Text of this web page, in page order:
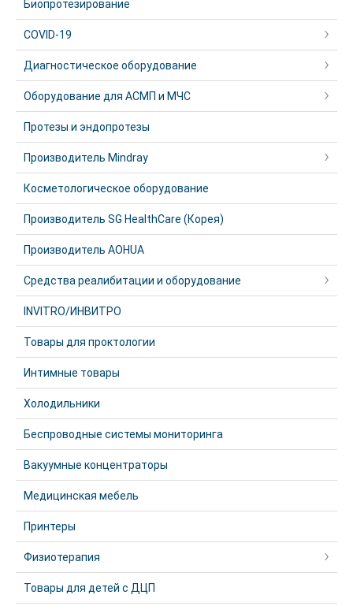
Биопротезирование
COVID-19
Диагностическое оборудование
Оборудование для АСМП и МЧС
Протезы и эндопротезы
Производитель Mindray
Косметологическое оборудование
Производитель SG HealthCare (Корея)
Производитель AOHUA
Средства реалибитации и оборудование
INVITRO/ИНВИТРО
Товары для проктологии
Интимные товары
Холодильники
Беспроводные системы мониторинга
Вакуумные концентраторы
Медицинская мебель
Принтеры
Физиотерапия
Товары для детей с ДЦП